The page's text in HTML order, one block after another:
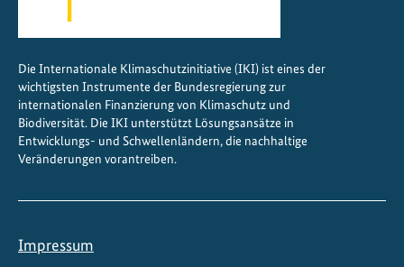
Die Internationale Klimaschutzinitiative (IKI) ist eines der
wichtigsten Instrumente der Bundesregierung zur
internationalen Finanzierung von Klimaschutz und
Biodiversität. Die IKI unterstützt Lösungsansätze in
Entwicklungs- und Schwellenländern, die nachhaltige
Veränderungen vorantreiben.
Impressum